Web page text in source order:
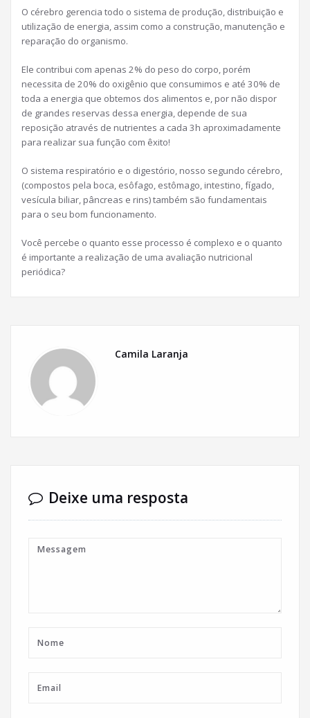
O cérebro gerencia todo o sistema de produção, distribuição e
utilização de energia, assim como a construção, manutenção e
reparação do organismo.
Ele contribui com apenas 2% do peso do corpo, porém
necessita de 20% do oxigênio que consumimos e até 30% de
toda a energia que obtemos dos alimentos e, por não dispor
de grandes reservas dessa energia, depende de sua
reposição através de nutrientes a cada 3h aproximadamente
para realizar sua função com êxito!
O sistema respiratório e o digestório, nosso segundo cérebro,
(compostos pela boca, esôfago, estômago, intestino, fígado,
vesícula biliar, pâncreas e rins) também são fundamentais
para o seu bom funcionamento.
Você percebe o quanto esse processo é complexo e o quanto
é importante a realização de uma avaliação nutricional
periódica?
Camila Laranja
Deixe uma resposta